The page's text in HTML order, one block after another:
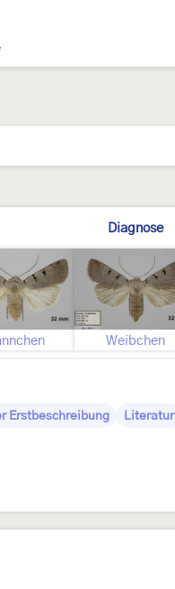
Diagnose
Weibchen
Erstbeschreibung Literatur